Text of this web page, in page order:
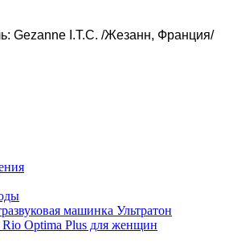
Gezanne I.T.C. /Жезанн, Франция/
машинка Ультратон
Optima Plus для женщин